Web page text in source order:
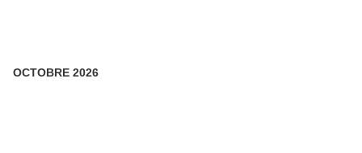
OCTOBRE 2026